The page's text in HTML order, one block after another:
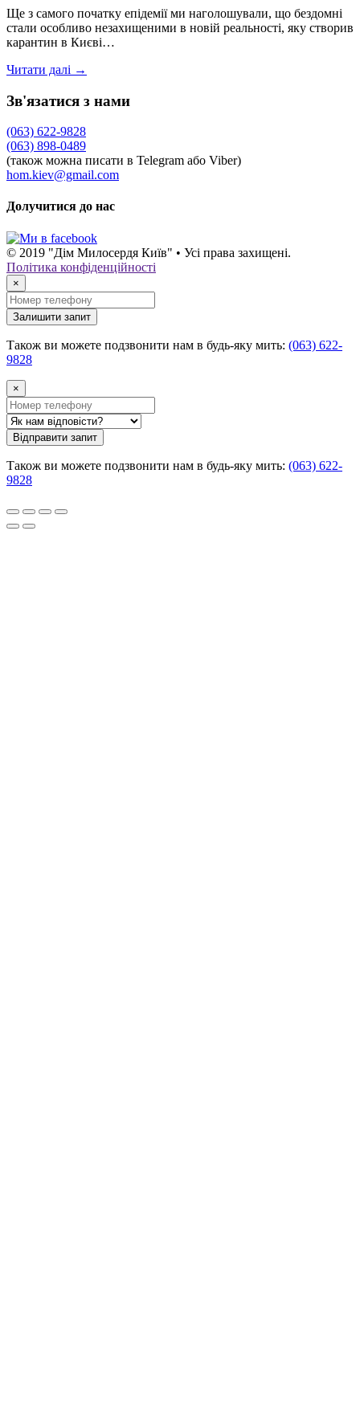
Ще з самого початку епідемії ми наголошували, що бездомні
стали особливо незахищеними в новій реальності, яку створив
карантин в Києві…
Читати далі →
Зв'язатися з нами
(063) 622-9828
(063) 898-0489
(також можна писати в Telegram або Viber)
hom.kiev@gmail.com
Долучитися до нас
© 2019 "Дім Милосердя Київ" • Усі права захищені.
Політика конфіденційності
×
Залишити запит
Також ви можете подзвонити нам в будь-яку мить: (063) 622-
9828
×
Відправити запит
Також ви можете подзвонити нам в будь-яку мить: (063) 622-
9828